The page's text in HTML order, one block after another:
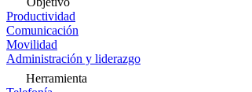
Productividad
Comunicación
Movilidad
Administración y liderazgo
Herramienta